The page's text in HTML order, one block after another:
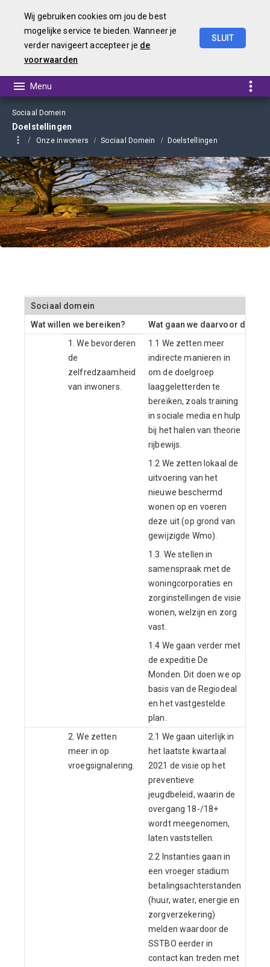
Sociaal Domein
Doelstellingen
Onze inwoners Sociaal Domein Doelstellingen
Sociaal domein
Wat willen we bereiken?
Wat gaan we daarvoor doen?
1. We bevorderen
de
zelfredzaamheid
van inwoners.
1.1 We zetten meer
indirecte manieren in
om de doelgroep
laaggeletterden te
bereiken, zoals training
in sociale media en hulp
bij het halen van theorie
rijbewijs.
1.2 We zetten lokaal de
uitvoering van het
nieuwe beschermd
wonen op en voeren
deze uit (op grond van
gewijzigde Wmo).
1.3. We stellen in
samenspraak met de
woningcorporaties en
zorginstellingen de visie
wonen, welzijn en zorg
vast.
1.4 We gaan verder met
de expeditie De
Monden. Dit doen we op
basis van de Regiodeal
en het vastgestelde
plan.
2. We zetten
meer in op
vroegsignalering.
2.1 We gaan uiterlijk in
het laatste kwartaal
2021 de visie op het
preventieve
jeugdbeleid, waarin de
overgang 18-/18+
wordt meegenomen,
laten vaststellen.
2.2 Instanties gaan in
een vroeger stadium
betalingsachterstanden
(huur, water, energie en
zorgverzekering)
melden waardoor de
SSTBO eerder in
contact kan treden met
Wij gebruiken cookies om jou de best
mogelijke service te bieden. Wanneer je
verder navigeert accepteer je de
voorwaarden
SLUIT